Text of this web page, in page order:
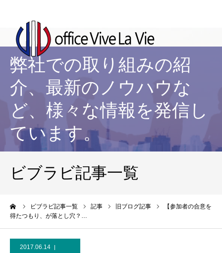
弊社での取り組みの紹
介、最新のノウハウな
ど、様々な情報を発信し
ています。
ビブラビ記事一覧
ビブラビ記事一覧 記事 旧ブログ記事
【参加者の合意を
得たつもり、が落とし穴？…
2017.06.14